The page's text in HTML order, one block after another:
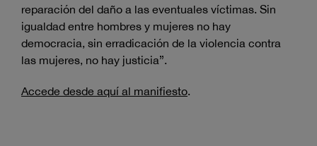
reparación del daño a las eventuales víctimas. Sin
igualdad entre hombres y mujeres no hay
democracia, sin erradicación de la violencia contra
las mujeres, no hay justicia”.
Accede desde aquí al manifiesto.